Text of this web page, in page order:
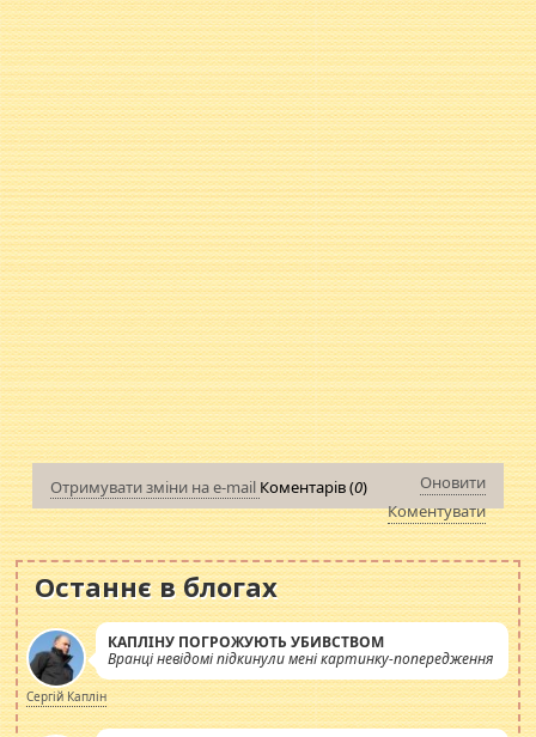
Отримувати зміни на e-mail Коментарів (0)
Оновити
Коментувати
Останнє в блогах
КАПЛІНУ ПОГРОЖУЮТЬ УБИВСТВОМ
Вранці невідомі підкинули мені картинку-попередження
Сергій Каплін